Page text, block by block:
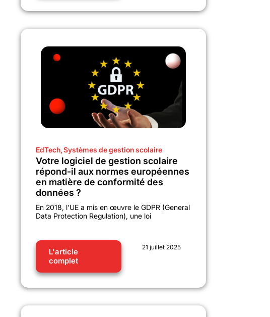
EdTech,Systèmes de gestion scolaire
Votre logiciel de gestion scolaire
répond-il aux normes européennes
en matière de conformité des
données ?
En 2018, l'UE a mis en œuvre le GDPR (General
Data Protection Regulation), une loi
L'article
complet
21 juillet 2025